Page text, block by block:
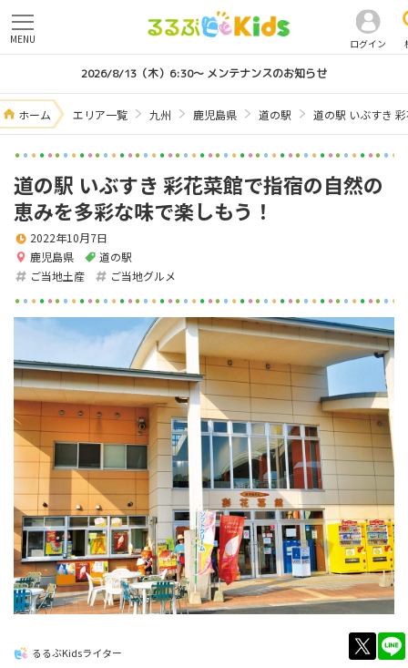
ログイン
MENU
2026/8/13（木）6:30～ メンテナンスのお知らせ
ホーム エリア一覧 九州 鹿児島県 道の駅 道の駅 いぶすき
道の駅 いぶすき 彩花菜館で指宿の自然の
恵みを多彩な味で楽しもう！
鹿児島県 道の駅
2022年10月7日
ご当地土産 ご当地グルメ
るるぶKidsライター